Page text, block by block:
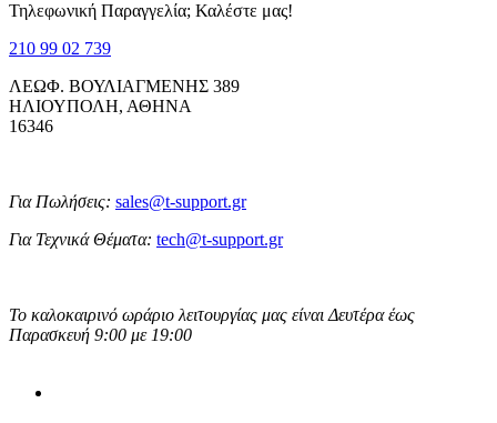
Τηλεφωνική Παραγγελία; Καλέστε μας!
210 99 02 739
ΛΕΩΦ. ΒΟΥΛΙΑΓΜΕΝΗΣ 389
ΗΛΙΟΥΠΟΛΗ, ΑΘΗΝΑ
16346
Για Πωλήσεις: sales@t-support.gr
Για Τεχνικά Θέματα: tech@t-support.gr
Το καλοκαιρινό ωράριο λειτουργίας μας είναι Δευτέρα έως
Παρασκευή 9:00 με 19:00